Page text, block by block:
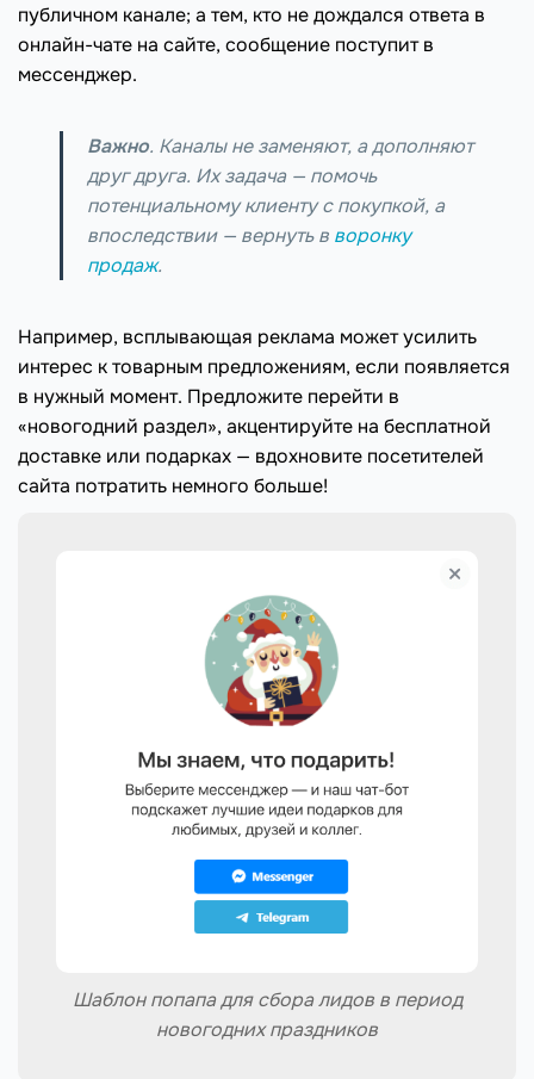
публичном канале; а тем, кто не дождался ответа в
онлайн-чате на сайте, сообщение поступит в
мессенджер.
Важно. Каналы не заменяют, а дополняют
друг друга. Их задача — помочь
потенциальному клиенту с покупкой, а
впоследствии — вернуть в воронку
продаж.
Например, всплывающая реклама может усилить
интерес к товарным предложениям, если появляется
в нужный момент. Предложите перейти в
«новогодний раздел», акцентируйте на бесплатной
доставке или подарках — вдохновите посетителей
сайта потратить немного больше!
Шаблон попапа для сбора лидов в период
новогодних праздников